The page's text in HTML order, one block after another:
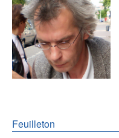
Feuilleton